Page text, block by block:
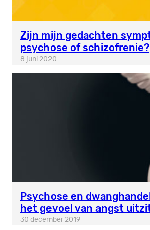
Zijn mijn gedachten
psychose of schizofrenie?
8 juni 2020
Psychose en
het gevoel van angst
30 december 2019